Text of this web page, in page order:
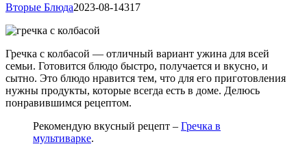
Вторые Блюда2023-08-14317
Гречка с колбасой — отличный вариант ужина для всей
семьи. Готовится блюдо быстро, получается и вкусно, и
сытно. Это блюдо нравится тем, что для его приготовления
нужны продукты, которые всегда есть в доме. Делюсь
понравившимся рецептом.
Рекомендую вкусный рецепт – Гречка в
мультиварке.